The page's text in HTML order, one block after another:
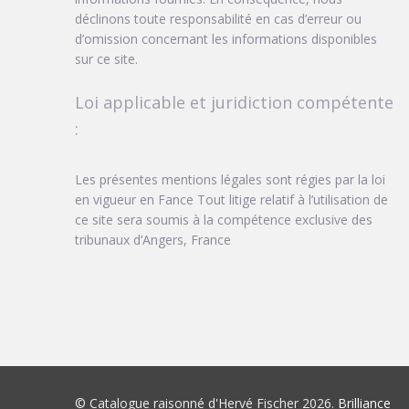
déclinons toute responsabilité en cas d’erreur ou
d’omission concernant les informations disponibles
sur ce site.
Loi applicable et juridiction compétente
:
Les présentes mentions légales sont régies par la loi
en vigueur en Fance Tout litige relatif à l’utilisation de
ce site sera soumis à la compétence exclusive des
tribunaux d’Angers, France
© Catalogue raisonné d'Hervé Fischer 2026. Brilliance